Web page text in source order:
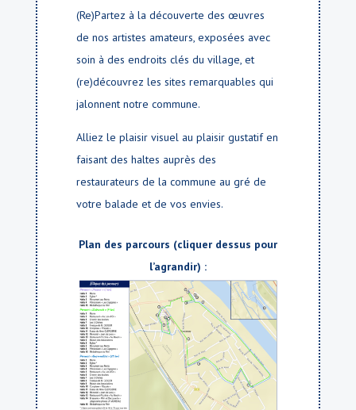
(Re)Partez à la découverte des œuvres
de nos artistes amateurs, exposées avec
soin à des endroits clés du village, et
(re)découvrez les sites remarquables qui
jalonnent notre commune.
Alliez le plaisir visuel au plaisir gustatif en
faisant des haltes auprès des
restaurateurs de la commune au gré de
votre balade et de vos envies.
Plan des parcours (cliquer dessus pour
l’agrandir) :